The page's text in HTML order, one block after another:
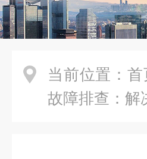
当前位置： 首
故障排查：解